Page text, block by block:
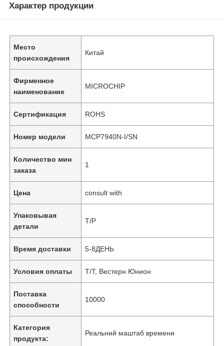
Характер продукции
Место
происхождения
Китай
Фирменное
наименование
MICROCHIP
Сертификация ROHS
Номер модели MCP7940N-I/SN
Количество мин
заказа
1
Цена consult with
Упаковывая
детали
Т/Р
Время доставки 5-8ДЕНЬ
Условия оплаты Т/Т, Вестерн Юнион
Поставка
способности
10000
Категория
продукта:
Реальний маштаб времени